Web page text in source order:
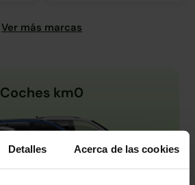
Detalles Acerca de las cookies
Coches km0